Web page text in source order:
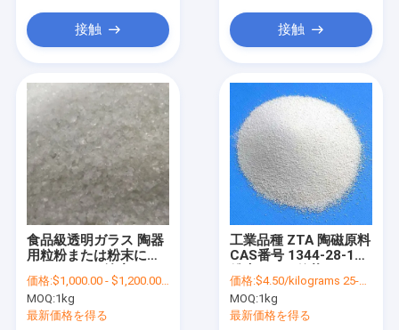
接触 接触
食品級透明ガラス 陶器
用粒粉または粉末にフ
価格:$1,000.00 - $1,200.00/metric tons
MOQ:1kg
最新価格を得る
工業品種 ZTA 陶磁原料
CAS番号 1344-28-1の
価格:$4.50/kilograms 25-999 kilograms
MOQ:1kg
最新価格を得る